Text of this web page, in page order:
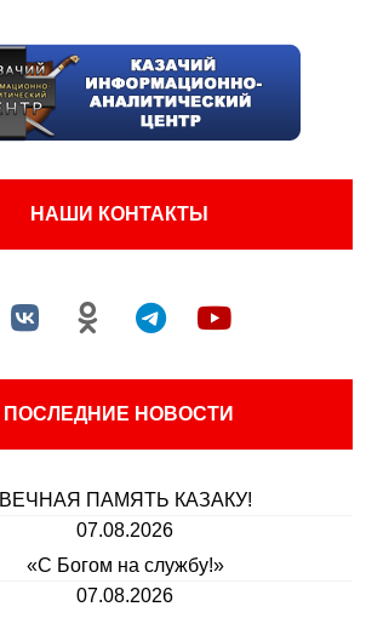
НАШИ КОНТАКТЫ
ПОСЛЕДНИЕ НОВОСТИ
ВЕЧНАЯ ПАМЯТЬ КАЗАКУ!
07.08.2026
«С Богом на службу!»
07.08.2026